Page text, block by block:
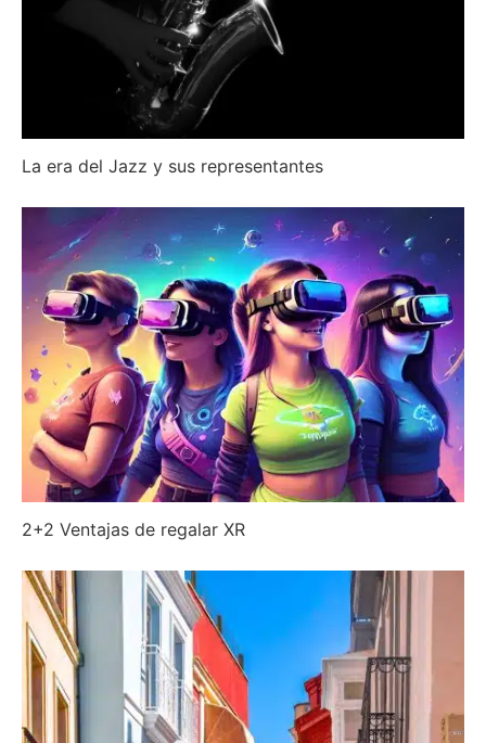
La era del Jazz y sus representantes
2+2 Ventajas de regalar XR